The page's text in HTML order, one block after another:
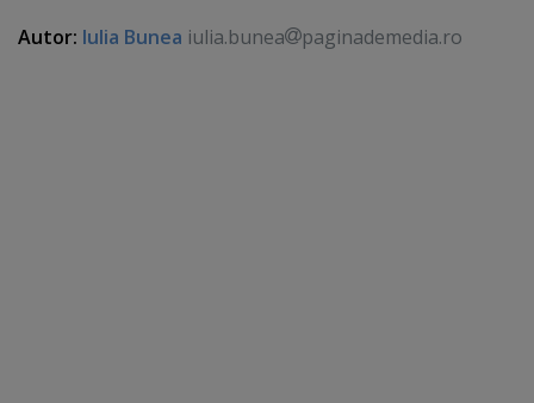
Autor: Iulia Bunea iulia.bunea paginademedia.ro